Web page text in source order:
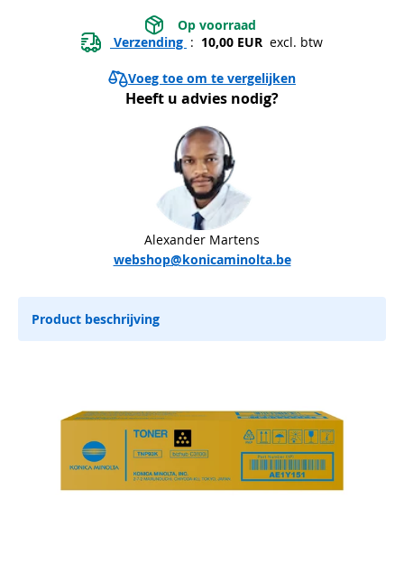
Op voorraad
Verzending : 10,00 EUR excl. btw
Voeg toe om te vergelijken
Heeft u advies nodig?
Alexander Martens
webshop@konicaminolta.be
Product beschrijving